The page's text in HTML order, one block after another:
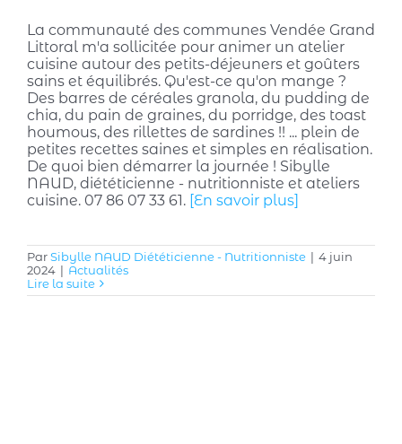
La communauté des communes Vendée Grand
Littoral m'a sollicitée pour animer un atelier
cuisine autour des petits-déjeuners et goûters
sains et équilibrés. Qu'est-ce qu'on mange ?
Des barres de céréales granola, du pudding de
chia, du pain de graines, du porridge, des toast
houmous, des rillettes de sardines !! ... plein de
petites recettes saines et simples en réalisation.
De quoi bien démarrer la journée ! Sibylle
NAUD, diététicienne - nutritionniste et ateliers
cuisine. 07 86 07 33 61. [En savoir plus]
ParSibylle NAUD Diététicienne - Nutritionniste | 4 juin
2024 | Actualités
Lire la suite